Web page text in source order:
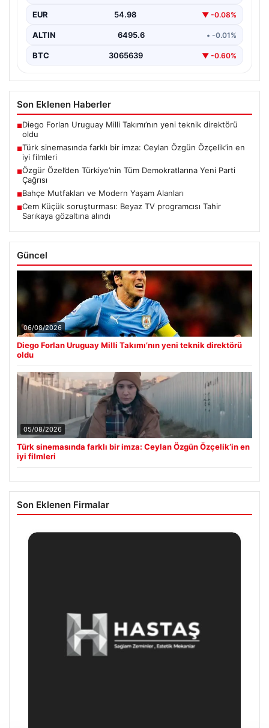
EUR 54.98 ▼ -0.08%
ALTIN 6495.6 • -0.01%
BTC 3065639 ▼ -0.60%
Son Eklenen Haberler
■Diego Forlan Uruguay Milli Takımı’nın yeni teknik direktörü
oldu
■Türk sinemasında farklı bir imza: Ceylan Özgün Özçelik’in en
iyi filmleri
■Özgür Özel’den Türkiye’nin Tüm Demokratlarına Yeni Parti
Çağrısı
■Bahçe Mutfakları ve Modern Yaşam Alanları
■Cem Küçük soruşturması: Beyaz TV programcısı Tahir
Sarıkaya gözaltına alındı
Güncel
06/08/2026
Diego Forlan Uruguay Milli Takımı’nın yeni teknik direktörü
oldu
05/08/2026
Türk sinemasında farklı bir imza: Ceylan Özgün Özçelik’in en
iyi filmleri
Son Eklenen Firmalar